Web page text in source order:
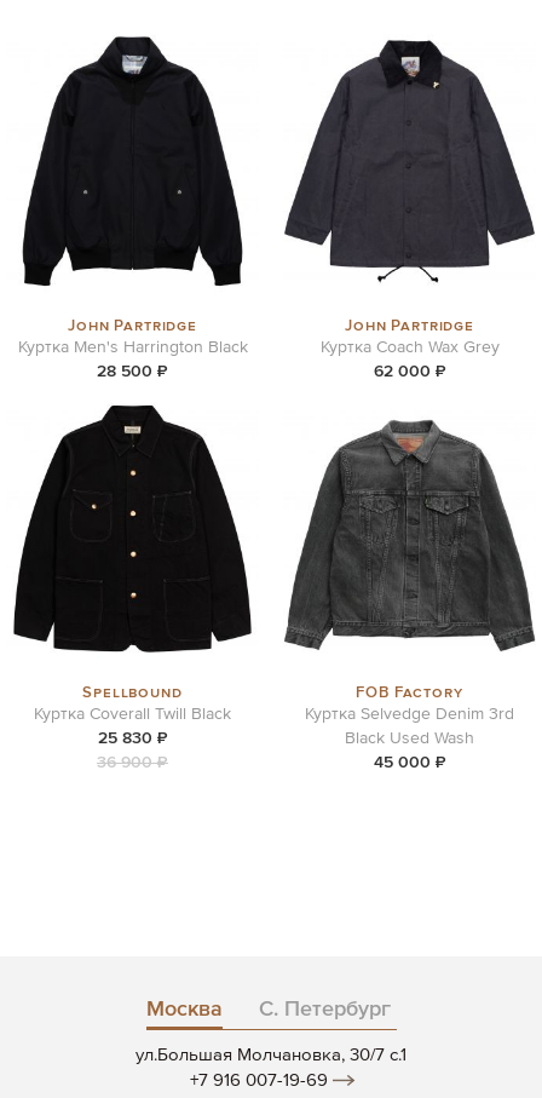
John Partridge
Куртка Men's Harrington Black
28 500 ₽
John Partridge
Куртка Coach Wax Grey
62 000 ₽
Spellbound
Куртка Coverall Twill Black
25 830 ₽
36 900 ₽
FOB Factory
Куртка Selvedge Denim 3rd
Black Used Wash
45 000 ₽
Москва С. Петербург
ул.Большая Молчановка, 30/7 c.1
+7 916 007-19-69